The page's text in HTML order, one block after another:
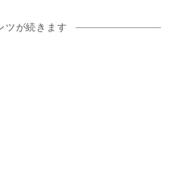
ツが続きます